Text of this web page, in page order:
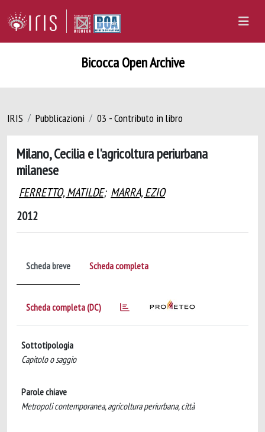
Bicocca Open Archive
IRIS Pubblicazioni 03 - Contributo in libro
Milano, Cecilia e l'agricoltura periurbana
milanese
FERRETTO, MATILDE; MARRA, EZIO
2012
Scheda breve Scheda completa
Scheda completa (DC)
Sottotipologia
Capitolo o saggio
Parole chiave
Metropoli contemporanea, agricoltura periurbana, città